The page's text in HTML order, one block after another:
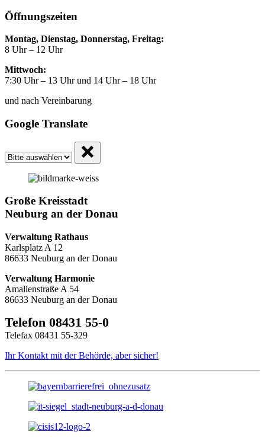
Öffnungszeiten
Montag, Dienstag, Donnerstag, Freitag:
8 Uhr – 12 Uhr
Mittwoch:
7:30 Uhr – 13 Uhr und 14 Uhr – 18 Uhr
und nach Vereinbarung
Google Translate
Große Kreisstadt
Neuburg an der Donau
Verwaltung Rathaus
Karlsplatz A 12
86633 Neuburg an der Donau
Verwaltung Harmonie
Amalienstraße A 54
86633 Neuburg an der Donau
Telefon 08431 55-0
Telefax 08431 55-329
Ihr Kontakt mit der Behörde, aber sicher!